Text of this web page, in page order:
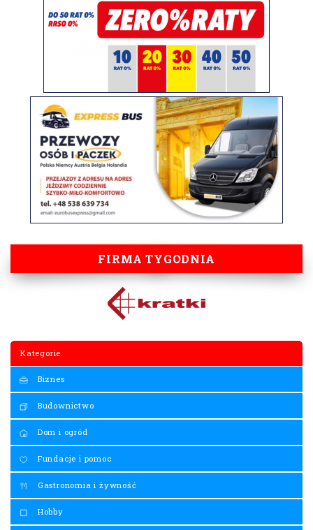
FIRMA TYGODNIA
Kategorie
Biznes
Budownictwo
Dom i ogród
Fundacje i pomoc
Gastronomia i żywność
Hobby